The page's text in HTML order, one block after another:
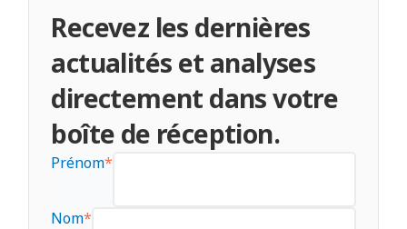
Recevez les dernières
actualités et analyses
directement dans votre
boîte de réception.
Prénom*
Nom*